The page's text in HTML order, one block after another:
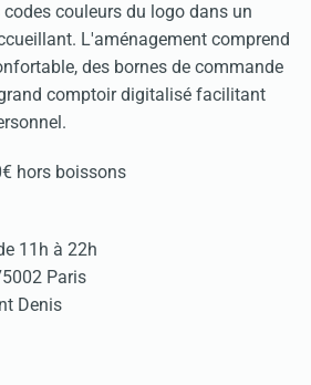
couleurs du logo dans un
L'aménagement comprend
des bornes de commande
comptoir digitalisé facilitant
hors boissons
11h à 22h
Paris
Denis